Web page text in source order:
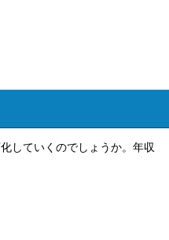
していくのでしょうか。年収